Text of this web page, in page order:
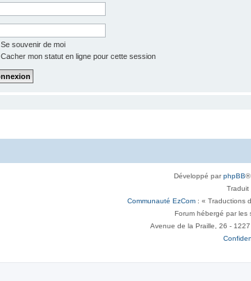
Se souvenir de moi
Cacher mon statut en ligne pour cette session
Développé parphpBB®
Traduit
Communauté EzCom : « Traductions
Forum hébergé par les
Avenue de la Praille, 26 -